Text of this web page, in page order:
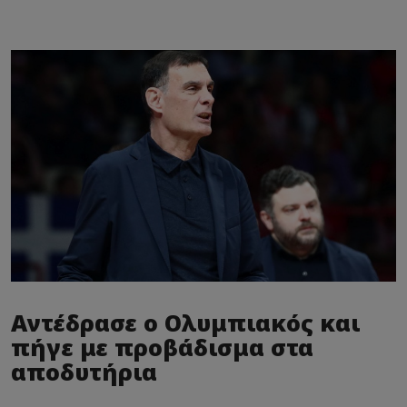
Αντέδρασε ο Ολυμπιακός και
πήγε με προβάδισμα στα
αποδυτήρια